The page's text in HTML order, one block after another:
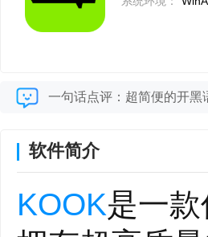
一句话点评：超简便的开黑
软件简介
KOOK是一